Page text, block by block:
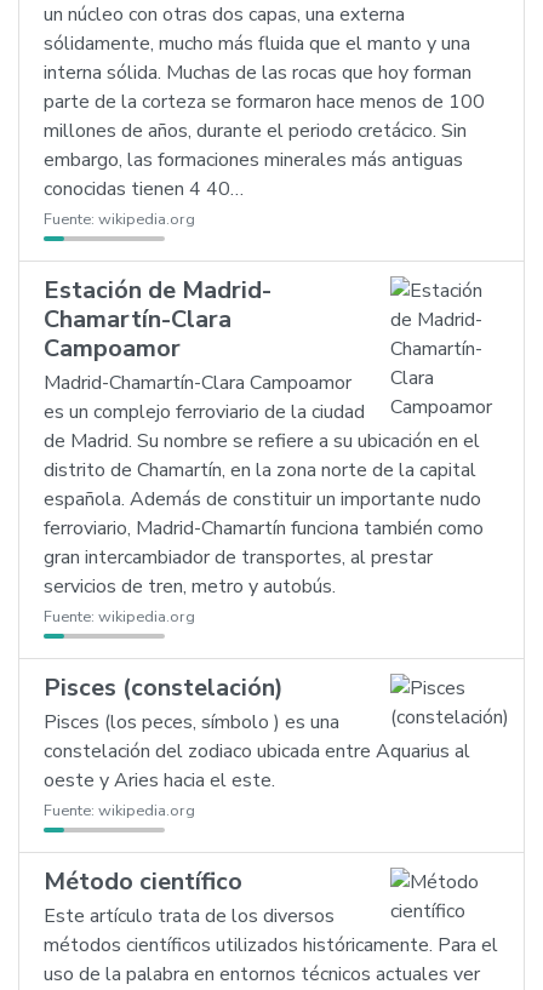
un núcleo con otras dos capas, una externa
sólidamente, mucho más fluida que el manto y una
interna sólida. Muchas de las rocas que hoy forman
parte de la corteza se formaron hace menos de 100
millones de años, durante el periodo cretácico. Sin
embargo, las formaciones minerales más antiguas
conocidas tienen 4 40…
Fuente: wikipedia.org
Estación de Madrid-
Chamartín-Clara
Campoamor
Madrid-Chamartín-Clara Campoamor
es un complejo ferroviario de la ciudad
de Madrid. Su nombre se refiere a su ubicación en el
distrito de Chamartín, en la zona norte de la capital
española. Además de constituir un importante nudo
ferroviario, Madrid-Chamartín funciona también como
gran intercambiador de transportes, al prestar
servicios de tren, metro y autobús.
Fuente: wikipedia.org
Pisces (constelación)
Pisces (los peces, símbolo ) es una
constelación del zodiaco ubicada entre Aquarius al
oeste y Aries hacia el este.
Fuente: wikipedia.org
Método científico
Este artículo trata de los diversos
métodos científicos utilizados históricamente. Para el
uso de la palabra en entornos técnicos actuales ver